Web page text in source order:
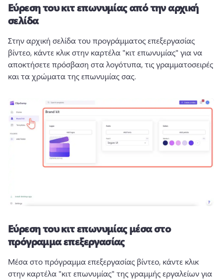
Εύρεση του κιτ επωνυμίας από την αρχική
σελίδα
Στην αρχική σελίδα του προγράμματος επεξεργασίας
βίντεο, κάντε κλικ στην καρτέλα "κιτ επωνυμίας" για να
αποκτήσετε πρόσβαση στα λογότυπα, τις γραμματοσειρές
και τα χρώματα της επωνυμίας σας.
Εύρεση του κιτ επωνυμίας μέσα στο
πρόγραμμα επεξεργασίας
Μέσα στο πρόγραμμα επεξεργασίας βίντεο, κάντε κλικ
στην καρτέλα "κιτ επωνυμίας" της γραμμής εργαλείων για